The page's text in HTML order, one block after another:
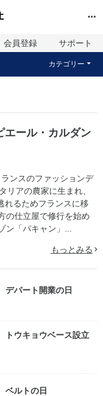
会員登録 サポート
カテゴリー
エール・カルダン
ンスのファッションデ
リアの農家に生まれ、
れるためフランスに移
の仕立屋で修行を始め
ン「パキャン」...
もっとみる
デパート開業の日
トウキョウベース設立
ベルトの日